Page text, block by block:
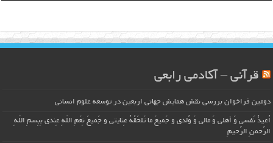
قرآنی – آکادمی رابعی
دومین فراخوان بررسی نقش همایش جهانی اربعین در توسعه علوم انسانی
اُعیذُ نَفسی وَ أهلی وَ مالی وَ وُلدی و جَمیعَ ما تَلحَقُهُ عِنایتی و جَمیعَ نِعَمِ اللّهِ عِندی بِبِسمِ اللّهِ
الرَّحمنِ الرَّحیمِ